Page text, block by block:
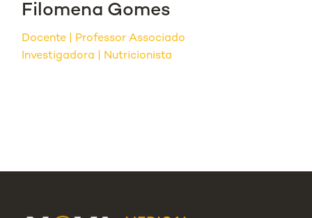
Filomena Gomes
Docente
Professor Associado
Investigadora | Nutricionista